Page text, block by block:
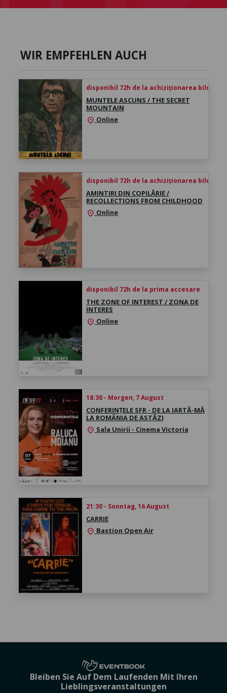
WIR EMPFEHLEN AUCH
disponibil 72h de la achiziționarea biletului
MUNTELE ASCUNS / THE SECRET
MOUNTAIN
location_on Online
disponibil 72h de la achiziționarea biletului
AMINTIRI DIN COPILĂRIE /
RECOLLECTIONS FROM CHILDHOOD
location_on Online
disponibil 72h de la prima accesare
THE ZONE OF INTEREST / ZONA DE
INTERES
location_on Online
18:30 - Morgen, 7 August
CONFERINȚELE SFR - DE LA IARTĂ-MĂ
LA ROMÂNIA DE ASTĂZI
location_on Sala Unirii - Cinema Victoria
21:30 - Sonntag, 16 August
CARRIE
location_on Bastion Open Air
Bleiben Sie Auf Dem Laufenden Mit Ihren
Lieblingsveranstaltungen